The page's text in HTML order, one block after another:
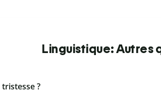
Linguistique: Autres
?